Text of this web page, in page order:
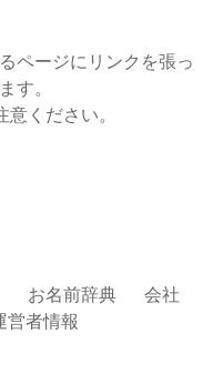
ページにリンクを張っ
す。
ください。
お名前辞典
会社
営者情報